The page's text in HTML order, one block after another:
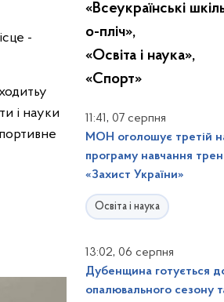
-
і науки
«Всеукраїнські
о-пліч»,
«Освіта і наука»,
«Спорт»
11:41, 07 серпня
МОН оголошує третій
програму навчання
«Захист України»
Освіта і наука
13:02, 06 серпня
Дубенщина готується
опалювального сезону